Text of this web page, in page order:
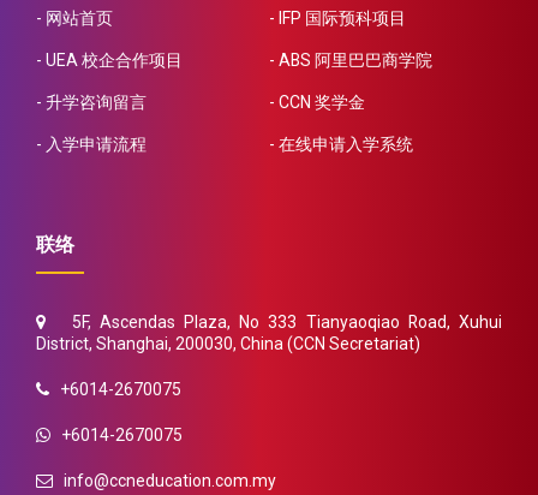
网站首页 IFP 国际预科项目
UEA 校企合作项目 ABS 阿里巴巴商学院
升学咨询留言 CCN 奖学金
入学申请流程 在线申请入学系统
联络
5F, Ascendas Plaza, No 333 Tianyaoqiao Road, Xuhui
District, Shanghai, 200030, China (CCN Secretariat)
+6014-2670075
+6014-2670075
info@ccneducation.com.my